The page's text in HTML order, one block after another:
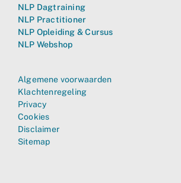
NLP Dagtraining
NLP Practitioner
NLP Opleiding & Cursus
NLP Webshop
Algemene voorwaarden
Klachtenregeling
Privacy
Cookies
Disclaimer
Sitemap